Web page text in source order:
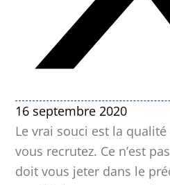
16 septembre 2020
Le vrai souci est la qualité
vous recrutez. Ce n’est
doit vous jeter dans le